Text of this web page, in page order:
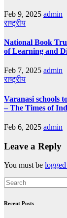
Feb 9, 2025 admin
राष्ट्रीय
National Book
of Learning and
Feb 7, 2025 admin
राष्ट्रीय
Varanasi schools
– The Times of
Feb 6, 2025 admin
Leave a Reply
You must be
Recent Posts